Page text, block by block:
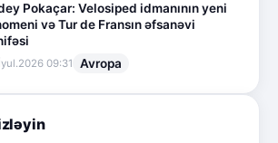
Pokaçar: Velosiped idmanının yeni
və Tur de Fransın əfsanəvi
09:31 Avropa